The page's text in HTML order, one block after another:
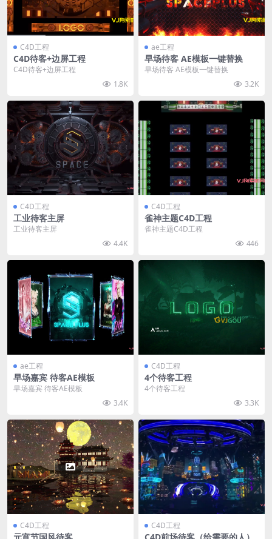
C4D工程
C4D待客+边屏工程
C4D待客+边屏工程
1.8K
ae工程
早场待客 AE模板一键替换
早场待客 AE模板一键替换
3.2K
C4D工程
工业待客主屏
工业待客主屏
4.4K
C4D工程
雀神主题C4D工程
雀神主题C4D工程
446
ae工程
早场嘉宾 待客AE模板
早场嘉宾 待客AE模板
3.4K
C4D工程
4个待客工程
4个待客工程
3.3K
C4D工程 C4D工程